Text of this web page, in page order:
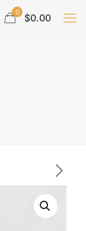
0 $0.00